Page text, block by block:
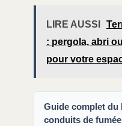
LIRE AUSSI
: pergola, abri
pour votre
Guide complet du
conduits de fumée